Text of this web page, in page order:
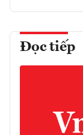
Đọc tiếp